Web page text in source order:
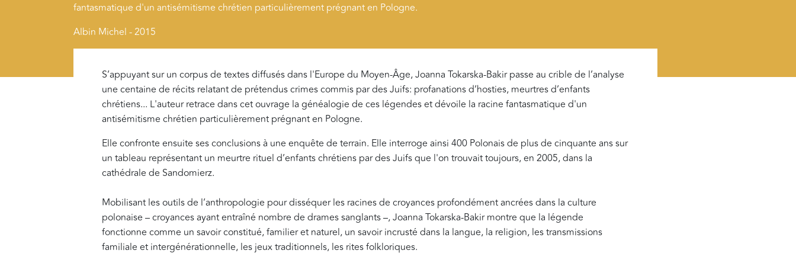
fantasmatique d'un antisémitisme chrétien particulièrement prégnant en Pologne.
Albin Michel - 2015
S’appuyant sur un corpus de textes diffusés dans l'Europe du Moyen-Âge, Joanna Tokarska-Bakir passe au crible de l’analyse
une centaine de récits relatant de prétendus crimes commis par des Juifs: profanations d’hosties, meurtres d’enfants
chrétiens... L'auteur retrace dans cet ouvrage la généalogie de ces légendes et dévoile la racine fantasmatique d'un
antisémitisme chrétien particulièrement prégnant en Pologne.
Elle confronte ensuite ses conclusions à une enquête de terrain. Elle interroge ainsi 400 Polonais de plus de cinquante ans sur
un tableau représentant un meurtre rituel d’enfants chrétiens par des Juifs que l'on trouvait toujours, en 2005, dans la
cathédrale de Sandomierz.
Mobilisant les outils de l’anthropologie pour disséquer les racines de croyances profondément ancrées dans la culture
polonaise – croyances ayant entraîné nombre de drames sanglants –, Joanna Tokarska-Bakir montre que la légende
fonctionne comme un savoir constitué, familier et naturel, un savoir incrusté dans la langue, la religion, les transmissions
familiale et intergénérationnelle, les jeux traditionnels, les rites folkloriques.